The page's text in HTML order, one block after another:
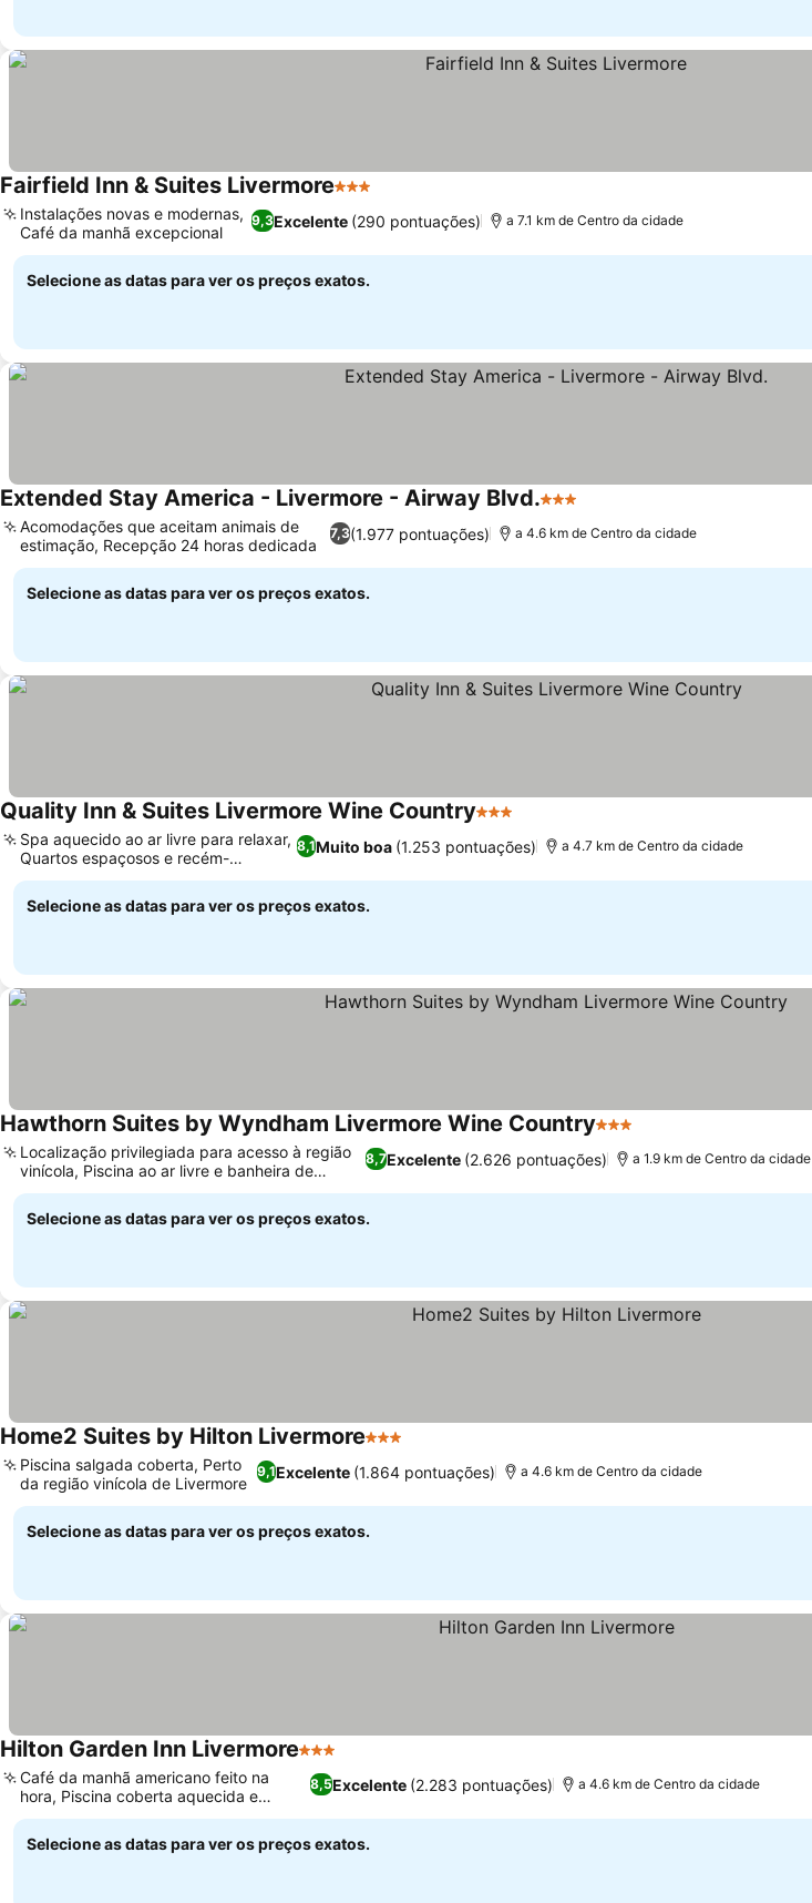
Fairfield Inn & Suites Livermore3 Estrelas
9,3Excelente (290 pontuações)
Instalações novas e modernas,
Café da manhã excepcional
a 7.1 km de Centro da cidade
Selecione as datas para ver os preços exatos.
Extended Stay America - Livermore - Airway Blvd.3 Estrelas
7,3(1.977 pontuações)
Acomodações que aceitam animais de
estimação, Recepção 24 horas dedicada
a 4.6 km de Centro da cidade
Selecione as datas para ver os preços exatos.
Quality Inn & Suites Livermore Wine Country3 Estrelas
8,1Muito boa (1.253 pontuações)
Spa aquecido ao ar livre para relaxar,
Quartos espaçosos e recém-
reformados
a 4.7 km de Centro da cidade
Selecione as datas para ver os preços exatos.
Hawthorn Suites by Wyndham Livermore Wine Country3 Estrelas
8,7Excelente (2.626 pontuações)
Localização privilegiada para acesso à região
vinícola, Piscina ao ar livre e banheira de
hidromassagem coberta
a 1.9 km de Centro da cidade
Selecione as datas para ver os preços exatos.
Home2 Suites by Hilton Livermore3 Estrelas
9,1Excelente (1.864 pontuações)
Piscina salgada coberta, Perto
da região vinícola de Livermore
a 4.6 km de Centro da cidade
Selecione as datas para ver os preços exatos.
Hilton Garden Inn Livermore3 Estrelas
8,5Excelente (2.283 pontuações)
Café da manhã americano feito na
hora, Piscina coberta aquecida e
hidromassagem
a 4.6 km de Centro da cidade
Selecione as datas para ver os preços exatos.